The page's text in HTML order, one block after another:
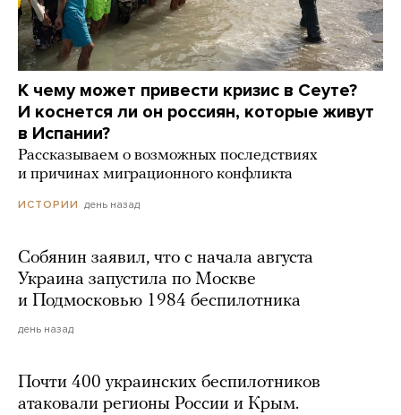
К чему может привести кризис в Сеуте?
И коснется ли он россиян, которые живут
в Испании?
Рассказываем о возможных последствиях
и причинах миграционного конфликта
ИСТОРИИ день назад
Собянин заявил, что с начала августа
Украина запустила по Москве
и Подмосковью 1984 беспилотника
день назад
Почти 400 украинских беспилотников
атаковали регионы России и Крым.